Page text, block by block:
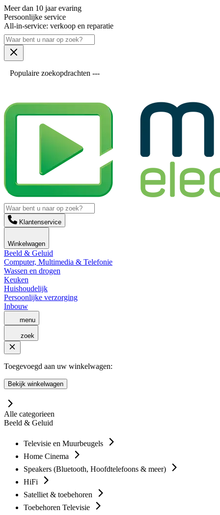
Meer dan 10 jaar evaring
Persoonlijke service
All-in-service: verkoop en reparatie
Populaire zoekopdrachten ---
Klantenservice
Winkelwagen
Beeld & Geluid
Computer, Multimedia & Telefonie
Wassen en drogen
Keuken
Huishoudelijk
Persoonlijke verzorging
Inbouw
menu
zoek
Toegevoegd aan uw winkelwagen:
Bekijk winkelwagen
Alle categorieen
Beeld & Geluid
Televisie en Muurbeugels
Home Cinema
Speakers (Bluetooth, Hoofdtelefoons & meer)
HiFi
Satelliet & toebehoren
Toebehoren Televisie